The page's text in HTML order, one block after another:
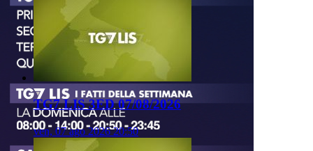
TG7 LIS 3ED 07/08/2026
ven, 07 ago 2026 20:50